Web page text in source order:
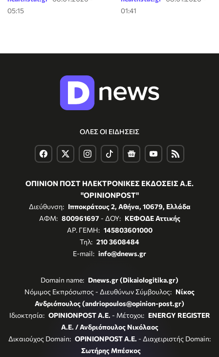
05:15
01:41
ΟΛΕΣ ΟΙ ΕΙΔΗΣΕΙΣ
ΟΠΙΝΙΟΝ ΠΟΣΤ ΗΛΕΚΤΡΟΝΙΚΕΣ ΕΚΔΟΣΕΙΣ Α.Ε.
"OPINIONPOST"
Διεύθυνση: Ιπποκράτους 2, Αθήνα, 10679, Ελλάδα
ΑΦΜ: 800961697- ΔΟΥ: ΚΕΦΟΔΕ Αττικής
ΑΡ. ΓΕΜΗ: 145803601000
Τηλ: 210 3608484
E-mail: info@dnews.gr
Domain name: Dnews.gr (Dikaiologitika.gr)
Νόμιμος Εκπρόσωπος - Διευθύνων Σύμβουλος: Νίκος
Ανδριόπουλος (andriopoulos@opinion-post.gr)
Ιδιοκτησία: OPINIONPOST A.E. - Μέτοχοι: ENERGY REGISTER
Α.Ε. / Ανδριόπουλος Νικόλαος
Δικαιούχος Domain: OPINIONPOST A.E. - Διαχειριστής Domain:
Σωτήρης Μπέσκος